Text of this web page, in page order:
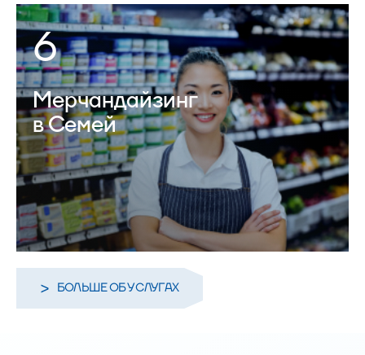
6
Мерчандайзинг
в Семей
БОЛЬШЕ ОБ УСЛУГАХ